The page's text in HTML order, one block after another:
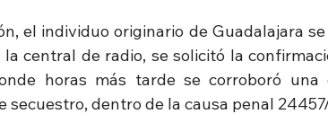
el individuo originario de Guadalajara
central de radio, se solicitó la
horas más tarde se corroboró una
secuestro, dentro de la causa penal